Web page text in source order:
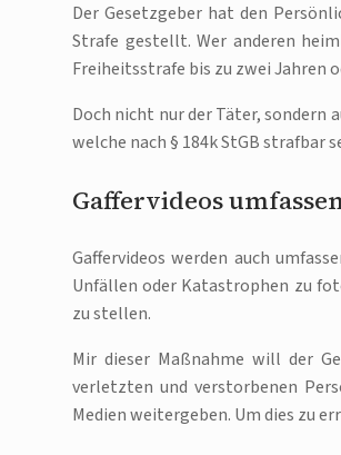
Der Gesetzgeber hat den
Strafe gestellt. Wer anderen
Freiheitsstrafe bis zu zwei Jahren
Doch nicht nur der Täter, sondern
welche nach § 184k StGB strafbar
Gaffervideos
Gaffervideos werden auch
Unfällen oder Katastrophen zu
zu stellen.
Mir dieser Maßnahme will der
verletzten und verstorbenen
Medien weitergeben. Um dies zu